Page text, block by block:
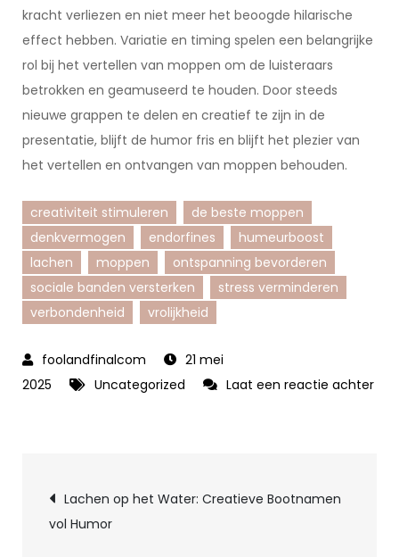
kracht verliezen en niet meer het beoogde hilarische
effect hebben. Variatie en timing spelen een belangrijke
rol bij het vertellen van moppen om de luisteraars
betrokken en geamuseerd te houden. Door steeds
nieuwe grappen te delen en creatief te zijn in de
presentatie, blijft de humor fris en blijft het plezier van
het vertellen en ontvangen van moppen behouden.
creativiteit stimuleren
de beste moppen
denkvermogen
endorfines
humeurboost
lachen
moppen
ontspanning bevorderen
sociale banden versterken
stress verminderen
verbondenheid
vrolijkheid
21 mei
2025
Uncategorized
Laat een reactie achter
Grappigste
Moppen
Berichtnavigatie
Lachen op het Water: Creatieve Bootnamen
vol Humor